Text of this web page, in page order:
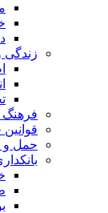
زندگی
فرهنگ
حمل و